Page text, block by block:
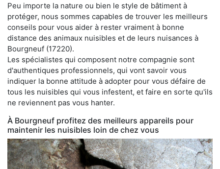
Peu importe la nature ou bien le style de bâtiment à
protéger, nous sommes capables de trouver les meilleurs
conseils pour vous aider à rester vraiment à bonne
distance des animaux nuisibles et de leurs nuisances à
Bourgneuf (17220).
Les spécialistes qui composent notre compagnie sont
d'authentiques professionnels, qui vont savoir vous
indiquer la bonne attitude à adopter pour vous défaire de
tous les nuisibles qui vous infestent, et faire en sorte qu'ils
ne reviennent pas vous hanter.
À Bourgneuf profitez des meilleurs appareils pour
maintenir les nuisibles loin de chez vous